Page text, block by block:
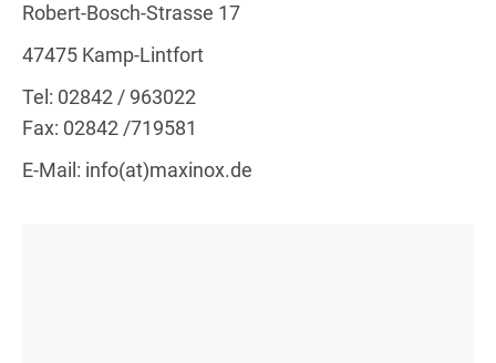
Robert-Bosch-Strasse 17
47475 Kamp-Lintfort
Tel: 02842 / 963022
Fax: 02842 /719581
E-Mail: info(at)maxinox.de